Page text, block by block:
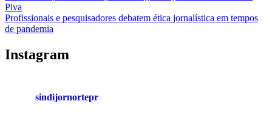
de
Post
Piva
Profissionais e pesquisadores debatem ética jornalística em tempos
de pandemia
Instagram
sindijornortepr